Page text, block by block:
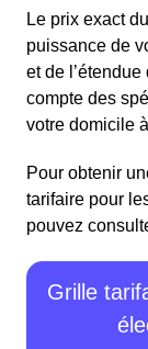
Le prix exact
puissance de
et de
compte des
votre domicile
Pour obtenir
tarifaire pour
pouvez
Grille